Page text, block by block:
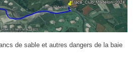
de sable et autres dangers de la baie